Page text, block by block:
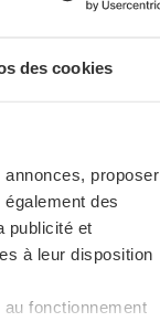
des cookies
proposer
des
publicité et
à leur disposition
fonctionnement